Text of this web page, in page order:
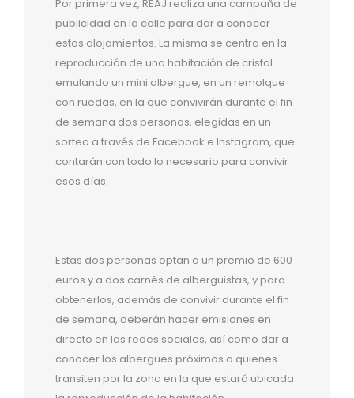
Por primera vez, REAJ realiza una campaña de
publicidad en la calle para dar a conocer
estos alojamientos. La misma se centra en la
reproducción de una habitación de cristal
emulando un mini albergue, en un remolque
con ruedas, en la que convivirán durante el fin
de semana dos personas, elegidas en un
sorteo a través de Facebook e Instagram, que
contarán con todo lo necesario para convivir
esos días.
Estas dos personas optan a un premio de 600
euros y a dos carnés de alberguistas, y para
obtenerlos, además de convivir durante el fin
de semana, deberán hacer emisiones en
directo en las redes sociales, así como dar a
conocer los albergues próximos a quienes
transiten por la zona en la que estará ubicada